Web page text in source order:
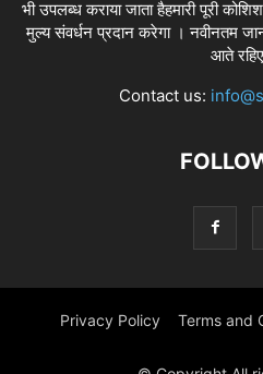
भी उपलब्ध कराया जाता हैहमारी पूरी
मुल्य संवर्धन प्रदान करेगा । नवीनतम
आते
Contact us:
Privacy Policy Terms and